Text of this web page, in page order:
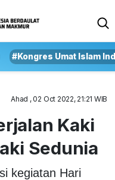
#Kongres Umat Islam
Ahad , 02 Oct 2022, 21:21 WIB
Kaki
Sedunia
kegiatan Hari